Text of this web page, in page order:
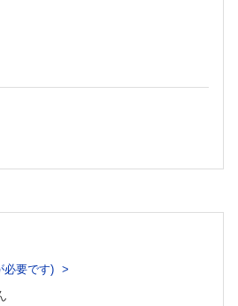
損害賠償責任
映画
アトピー性皮膚炎のケア
脊髄炎／慢性疲労
物アレルギー……堀向健太
イド性抗炎症外用薬を含めて……津田浩
逸見和範
つこどものセルフケア能力の発達……
よる多面的な痛みの緩和……平田美佳
けるこどものスキンケアと日常生活指
必要です)